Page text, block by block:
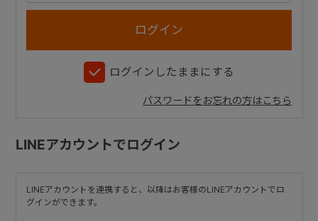
ログインしたままにする
パスワードをお忘れの方はこちら
LINEアカウントでログイン
LINEアカウントを連携すると、以降はお客様のLINEアカウントでロ
グインができます。